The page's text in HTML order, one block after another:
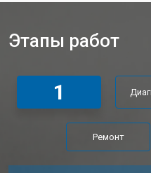
Этапы работ
1
Ремонт